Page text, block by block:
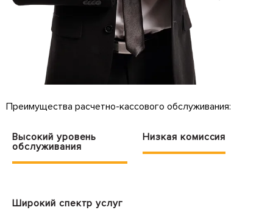
Преимущества расчетно-кассового обслуживания:
Высокий уровень
обслуживания
Низкая комиссия
Широкий спектр услуг